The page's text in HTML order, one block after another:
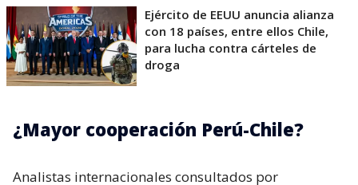
Ejército de EEUU anuncia alianza
con 18 países, entre ellos Chile,
para lucha contra cárteles de
droga
¿Mayor cooperación Perú-Chile?
Analistas internacionales consultados por